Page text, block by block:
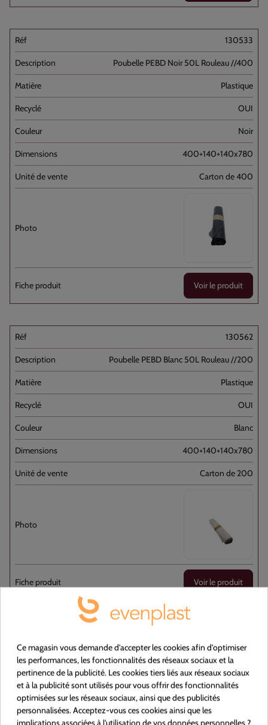
130533
Poubelle PEBD Noir 50L Rouleau //400
Plastique
OUI
Noir
400+140+140x780
Carton de 400
Voir le produit
130562
Poubelle PEBD Blanc 50L Rouleau //200
Plastique
OUI
Blanc
400+140+140x780
Carton de 200
Voir le produit
Poubelle PEBD Noir 100L Rouleau //200
Plastique
Ce magasin vous demande d'accepter les cookies afin d'optimiser
les performances, les fonctionnalités des réseaux sociaux et la
pertinence de la publicité. Les cookies tiers liés aux réseaux sociaux
et à la publicité sont utilisés pour vous offrir des fonctionnalités
optimisées sur les réseaux sociaux, ainsi que des publicités
personnalisées. Acceptez-vous ces cookies ainsi que les
implications associées à l'utilisation de vos données personnelles ?